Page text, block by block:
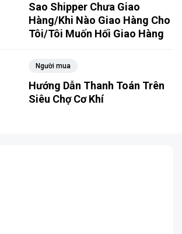
Sao Shipper Chưa Giao
Hàng/Khi Nào Giao Hàng Cho
Tôi/Tôi Muốn Hối Giao Hàng
Người mua
Hướng Dẫn Thanh Toán Trên
Siêu Chợ Cơ Khí